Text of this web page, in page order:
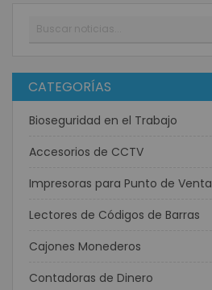
Buscar
CATEGORÍAS
Bioseguridad en el Trabajo
Accesorios de CCTV
Impresoras para Punto de Venta
Lectores de Códigos de Barras
Cajones Monederos
Contadoras de Dinero